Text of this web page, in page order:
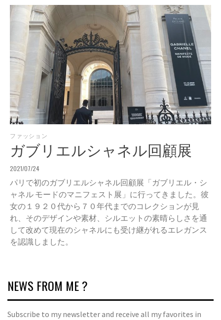
ファッション
ガブリエルシャネル回顧展
2021/07/24
パリで初のガブリエルシャネル回顧展「ガブリエル・シ
ャネル モードのマニフェスト展」に行ってきました。彼
女の１９２０代から７０年代までのコレクションが見
れ、そのデザインや素材、シルエットの素晴らしさを通
して改めて現在のシャネルにも受け継がれるエレガンス
を認識しました。
NEWS FROM ME ?
Subscribe to my newsletter and receive all my favorites in